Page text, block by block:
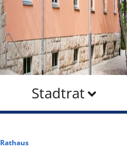
Stadtrat
Rathaus